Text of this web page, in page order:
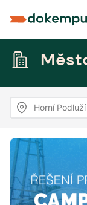
Horní Podluží